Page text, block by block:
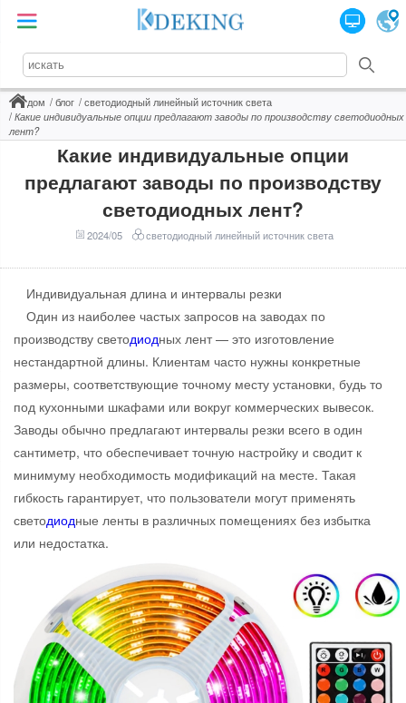
дом блог
светодиодный линейный источник света
Какие индивидуальные опции предлагают заводы по производству светодиодных
лент?
Какие индивидуальные опции
предлагают заводы по производству
светодиодных лент?
2024/05 светодиодный линейный источник света
Индивидуальная длина и интервалы резки
Один из наиболее частых запросов на заводах по
производству светодиодных лент — это изготовление
нестандартной длины. Клиентам часто нужны конкретные
размеры, соответствующие точному месту установки, будь то
под кухонными шкафами или вокруг коммерческих вывесок.
Заводы обычно предлагают интервалы резки всего в один
сантиметр, что обеспечивает точную настройку и сводит к
минимуму необходимость модификаций на месте. Такая
гибкость гарантирует, что пользователи могут применять
светодиодные ленты в различных помещениях без избытка
или недостатка.